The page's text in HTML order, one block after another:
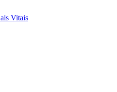
Vitais